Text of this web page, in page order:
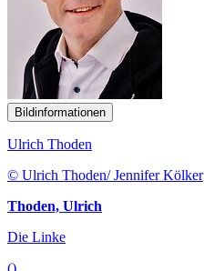
Bildinformationen
Ulrich Thoden
© Ulrich Thoden/ Jennifer Kölker
Thoden, Ulrich
Die Linke
()